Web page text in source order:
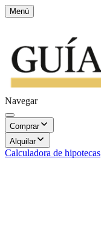
Menú
Navegar
Comprar
Alquilar
Calculadora de hipotecas